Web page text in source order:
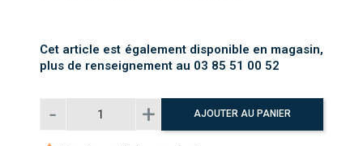
Cet article est également disponible en magasin,
plus de renseignement au 03 85 51 00 52
AJOUTER AU PANIER